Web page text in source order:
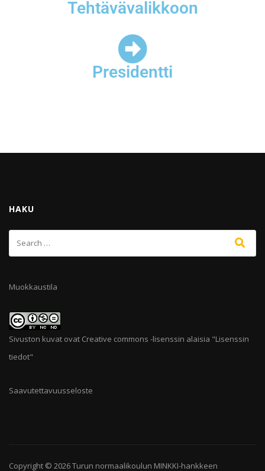
Tehtävävalikkoon
Presidentti
HAKU
Muokkaustila
Sivuston kuvat ovat Creative commons -lisenssin alaisia "Lisenssin
tiedot"
Saavutettavuusseloste
Copyright © 2026Turun normaalikoulun MINKKI-hankkeen